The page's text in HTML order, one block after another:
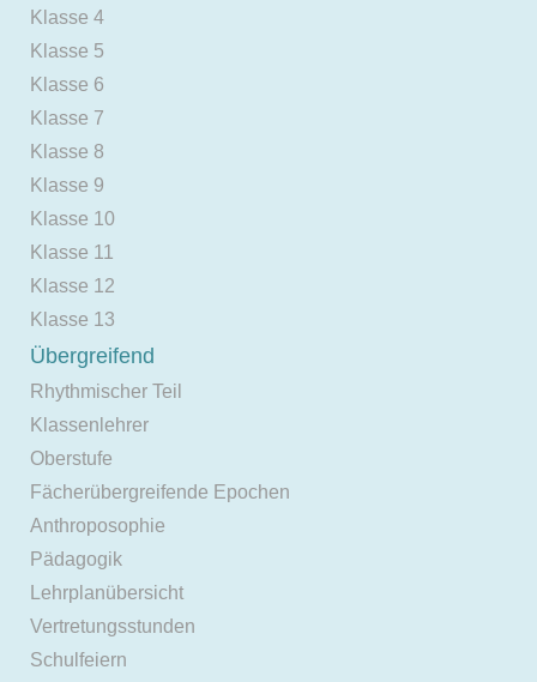
Klasse 4
Klasse 5
Klasse 6
Klasse 7
Klasse 8
Klasse 9
Klasse 10
Klasse 11
Klasse 12
Klasse 13
Übergreifend
Rhythmischer Teil
Klassenlehrer
Oberstufe
Fächerübergreifende Epochen
Anthroposophie
Pädagogik
Lehrplanübersicht
Vertretungsstunden
Schulfeiern